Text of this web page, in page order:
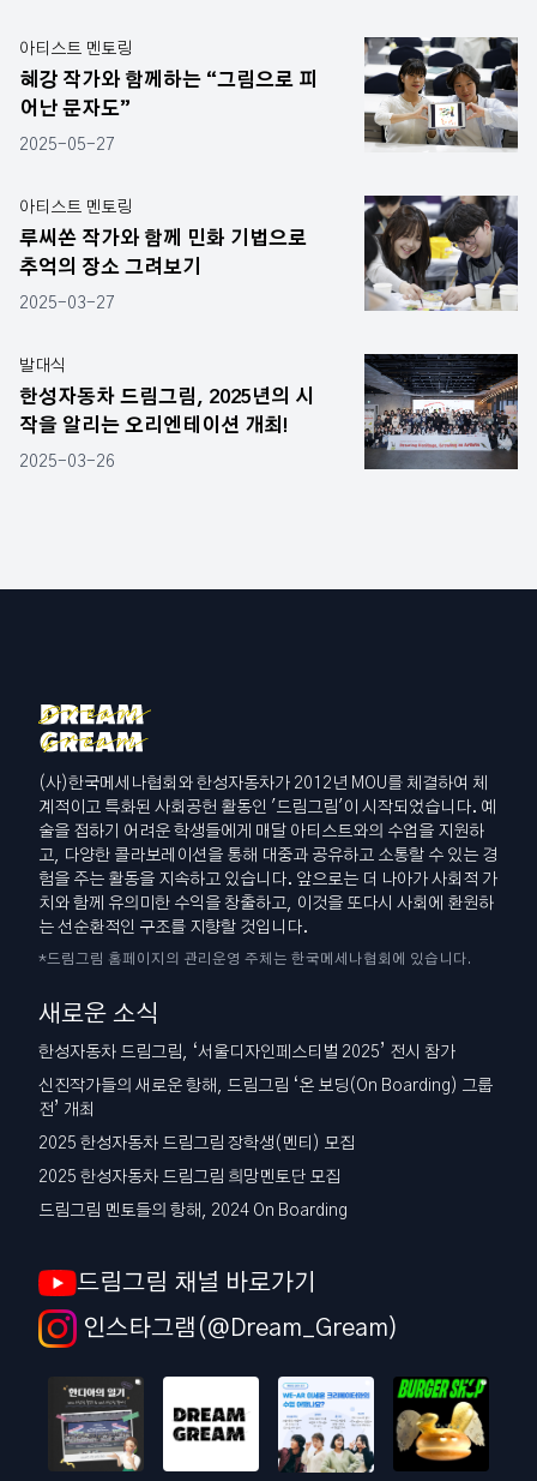
아티스트 멘토링
혜강 작가와 함께하는 “그림으로 피
어난 문자도”
2025-05-27
아티스트 멘토링
루씨쏜 작가와 함께 민화 기법으로
추억의 장소 그려보기
2025-03-27
발대식
한성자동차 드림그림, 2025년의 시
작을 알리는 오리엔테이션 개최!
2025-03-26
(사)한국메세나협회와 한성자동차가 2012년 MOU를 체결하여 체
계적이고 특화된 사회공헌 활동인 '드림그림'이 시작되었습니다. 예
술을 접하기 어려운 학생들에게 매달 아티스트와의 수업을 지원하
고, 다양한 콜라보레이션을 통해 대중과 공유하고 소통할 수 있는 경
험을 주는 활동을 지속하고 있습니다. 앞으로는 더 나아가 사회적 가
치와 함께 유의미한 수익을 창출하고, 이것을 또다시 사회에 환원하
는 선순환적인 구조를 지향할 것입니다.
*드림그림 홈페이지의 관리운영 주체는 한국메세나협회에 있습니다.
새로운 소식
한성자동차 드림그림, ‘서울디자인페스티벌 2025’ 전시 참가
신진작가들의 새로운 항해, 드림그림 ‘온 보딩(On Boarding) 그룹
전’ 개최
2025 한성자동차 드림그림 장학생(멘티) 모집
2025 한성자동차 드림그림 희망멘토단 모집
드림그림 멘토들의 항해, 2024 On Boarding
드림그림 채널 바로가기
인스타그램(@Dream_Gream)